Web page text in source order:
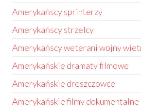
Amerykańscy sprinterzy
Amerykańscy strzelcy
Amerykańscy weterani wojny
Amerykańskie dramaty filmowe
Amerykańskie dreszczowce
Amerykańskie filmy dokumentalne